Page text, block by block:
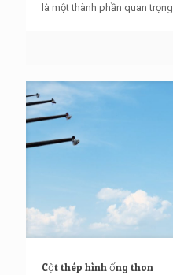
là một thành phần quan trọng
Cột thép hình ống thon